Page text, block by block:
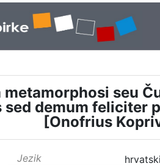
seu
demum feliciter
[Onofrius
Jezik
hrvatski